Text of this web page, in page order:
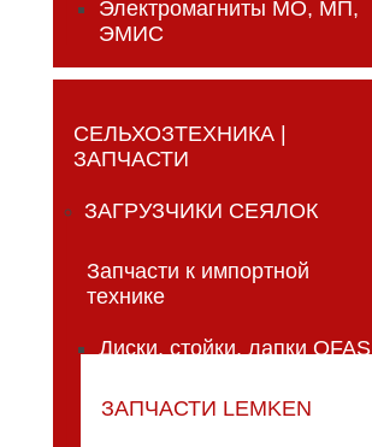
Электромагниты МО, МП,
ЭМИС
СЕЛЬХОЗТЕХНИКА |
ЗАПЧАСТИ
ЗАГРУЗЧИКИ СЕЯЛОК
Запчасти к импортной
технике
Диски, стойки, лапки OFAS
ЗАПЧАСТИ LEMKEN